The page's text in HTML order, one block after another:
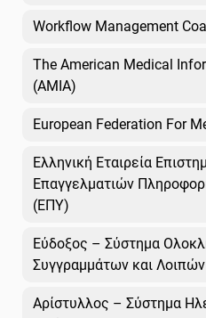
Workflow Management
The American Medical
(AMIA)
European Federation For
Ελληνική Εταιρεία
Επαγγελματιών
(ΕΠΥ)
Εύδοξος – Σύστημα
Συγγραμμάτων και
Αρίστυλλος – Σύστημα